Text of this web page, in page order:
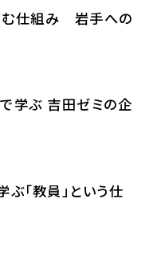
む仕組み 岩手への
学ぶ 吉田ゼミの企
「教員」という仕